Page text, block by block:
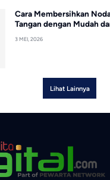
Cara Membersihkan
Tangan dengan Mudah
3 MEI, 2026
Lihat Lainnya